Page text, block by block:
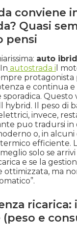
conviene
Quasi
pensi
auto
autostrada i l
protagonista
e continua
sporadica.
hybrid. Il peso di
invece,
puo tradursi in
o, in alcuni
efficiente.
solo se
e se la
ottimizzata, ma
ricarica:
e